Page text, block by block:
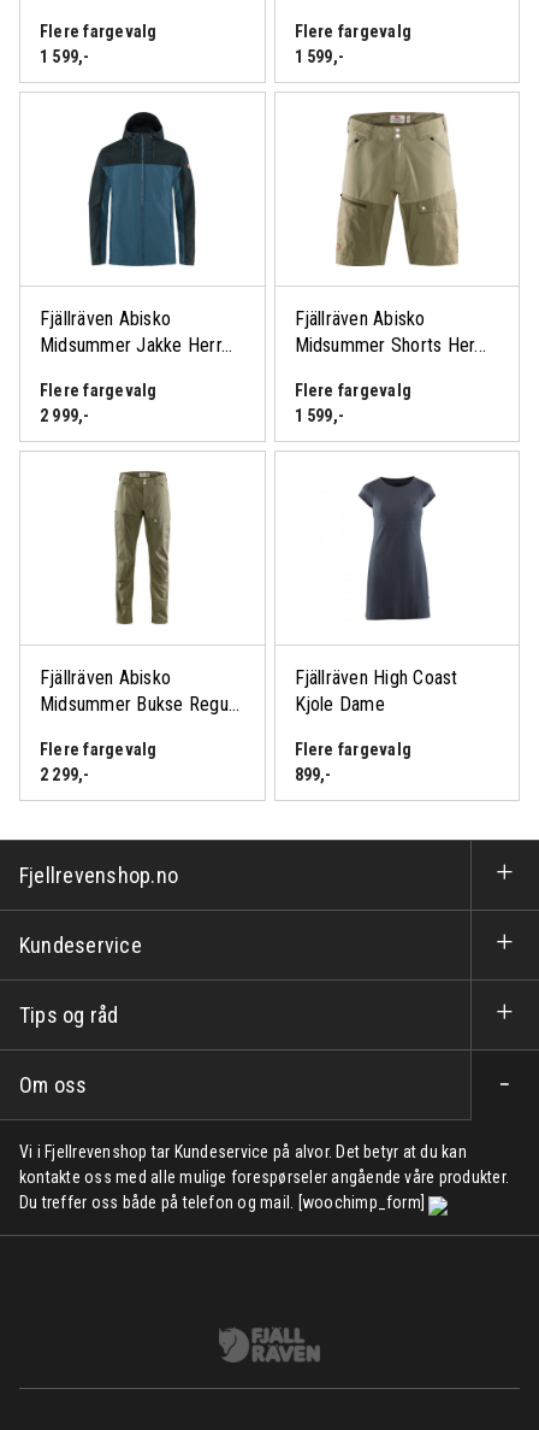
Flere fargevalg
1 599,-
Flere fargevalg
1 599,-
Fjällräven Abisko
Midsummer Jakke Herr...
Flere fargevalg
2 999,-
Fjällräven Abisko
Midsummer Shorts Her...
Flere fargevalg
1 599,-
Fjällräven Abisko
Midsummer Bukse Regu...
Flere fargevalg
2 299,-
Fjällräven High Coast
Kjole Dame
Flere fargevalg
899,-
Fjellrevenshop.no
Kundeservice
Tips og råd
Om oss
Vi i Fjellrevenshop tar Kundeservice på alvor. Det betyr at du kan
kontakte oss med alle mulige forespørseler angående våre produkter.
Du treffer oss både på telefon og mail. [woochimp_form]